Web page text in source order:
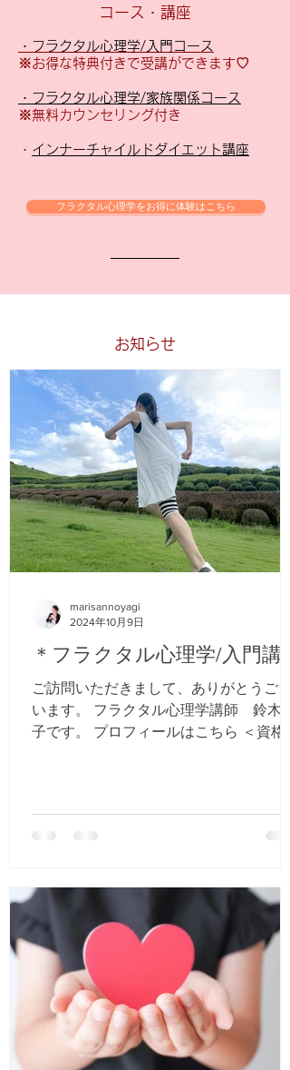
コース・講座
・フラクタル心理学/入門コース
※お得な特典付きで受講ができます♡
・フラクタル心理学/家族関係コース
​※無料カウンセリング付き
​ ・インナーチャイルドダイエット講座
フラクタル心理学をお得に体験はこちら
​お知らせ
＊フラクタル心理学/入門講
ご訪問いただきまして、ありがとうござ
います。 フラクタル心理学講師 鈴木知
子です。 プロフィールはこちら ＜資格＞
ラー3級 フラクタル心理学では...
marisannoyagi
2024年10月9日